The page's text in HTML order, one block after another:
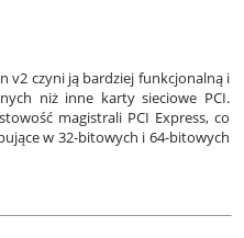
v2 czyni ją bardziej funkcjonalną i
niż inne karty sieciowe PCI.
magistrali PCI Express, co
w 32-bitowych i 64-bitowych